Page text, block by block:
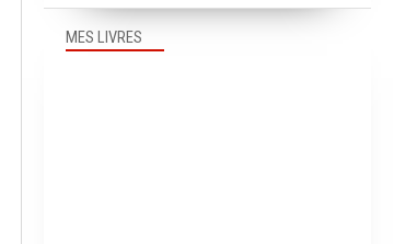
MES LIVRES